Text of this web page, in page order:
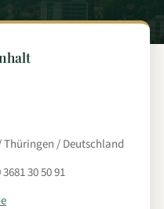
Thüringen / Deutschland
3681 30 50 91